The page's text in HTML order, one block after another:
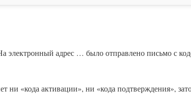
электронный адрес … было отправлено письмо с
ни «кода активации», ни «кода подтверждения»,